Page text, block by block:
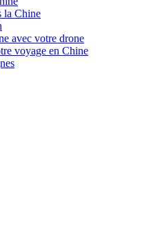
la Chine
avec votre drone
voyage en Chine